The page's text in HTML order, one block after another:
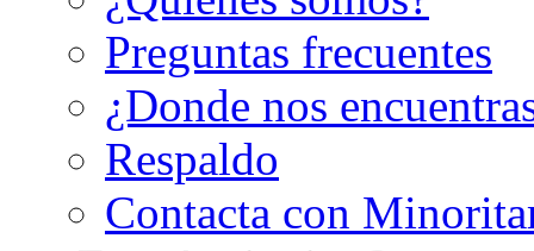
Preguntas frecuentes
¿Donde nos
Respaldo
Contacta con